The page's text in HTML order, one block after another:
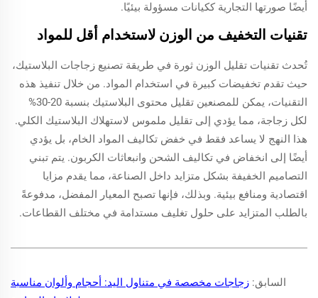
أيضًا صورتها التجارية ككيانات مسؤولة بيئيًا.
تقنيات التخفيف من الوزن لاستخدام أقل للمواد
تُحدث تقنيات تقليل الوزن ثورة في طريقة تصنيع زجاجات البلاستيك،
حيث تقدم تخفيضات كبيرة في استخدام المواد. من خلال تنفيذ هذه
التقنيات، يمكن للمصنعين تقليل محتوى البلاستيك بنسبة 20-30%
لكل زجاجة، مما يؤدي إلى تقليل ملموس لاستهلاك البلاستيك الكلي.
هذا النهج لا يساعد فقط في خفض تكاليف المواد الخام، بل يؤدي
أيضًا إلى انخفاض في تكاليف الشحن وانبعاثات الكربون. يتم تبني
التصاميم الخفيفة بشكل متزايد داخل الصناعة، مما يقدم مزايا
اقتصادية ومنافع بيئية. وبذلك، فإنها تصبح المعيار المفضل، مدفوعةً
بالطلب المتزايد على حلول تغليف مستدامة في مختلف القطاعات.
السابق: زجاجات مخصصة في متناول اليد: أحجام وألوان مناسبة